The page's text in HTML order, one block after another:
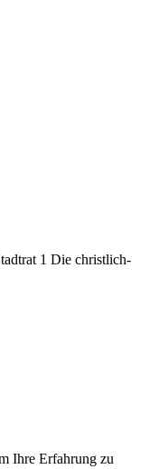
1 Die christlich-
Ihre Erfahrung zu